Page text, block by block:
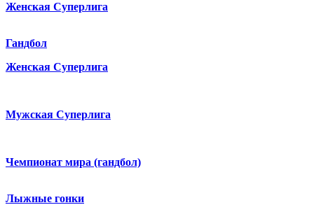
Женская Суперлига
Гандбол
Женская Суперлига
Мужская Суперлига
Чемпионат мира (гандбол)
Лыжные гонки